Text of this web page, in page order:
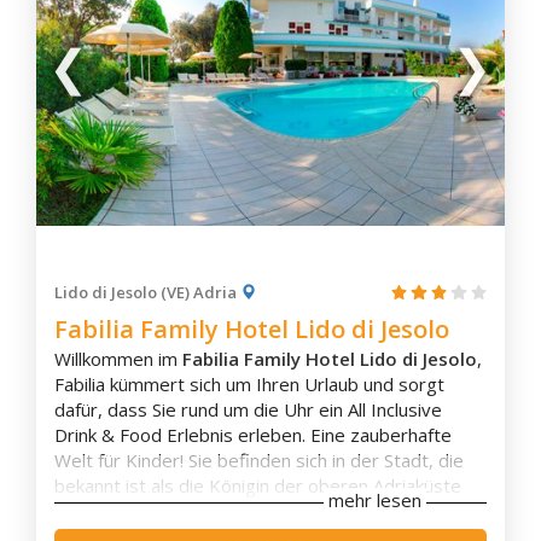
Mestre
Mezzane di Sotto
Monselice
Montagnana
Montebelluna
Montecchio Maggiore
Murano
Oderzo
Padua
Pastrengo
Peschiera del Garda
Piazzola sul Brenta
Pieve di Cadore
luxuriösen Komfort, herzliche Gastfreundschaft und
eine einzigartige Lage zu einem unvergesslichen
Urlaubserlebnis.
Zimmerausstattung
Eigenes Badezimmer
Terrasse
Balkon
Flachbild-TV
Schallisolierung
Aussicht
Wasserkocher
Kaffee-/Teezubehör
Lido di Jesolo (VE) Adria
Fabilia Family Hotel Lido di Jesolo
Willkommen im Fabilia Family Hotel Lido di Jesolo,
Fabilia kümmert sich um Ihren Urlaub und sorgt
dafür, dass Sie rund um die Uhr ein All Inclusive
Drink & Food Erlebnis erleben. Eine zauberhafte
Welt für Kinder! Sie befinden sich in der Stadt, die
bekannt ist als die Königin der oberen Adriaküste
gilt und weltweit für ihren goldenen Sand und für ihr
Meer, das zu den schönsten und saubersten
mehr lesen